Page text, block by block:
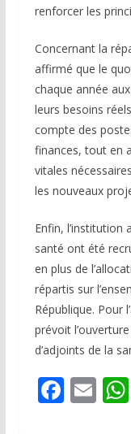
renforcer les
Concernant la
affirmé que le
chaque année
leurs besoins
compte des
finances, tout en
vitales
les nouveaux
Enfin, l’institution
santé ont été
en plus de
répartis sur
République. Pour
prévoit
d’adjoints de la
F E